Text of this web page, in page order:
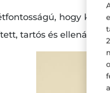
hogy
tartós és ellenálló